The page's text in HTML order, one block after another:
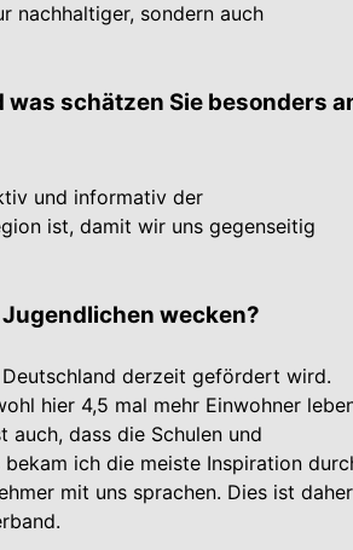
nachhaltiger, sondern auch
schätzen Sie besonders
und informativ der
ist, damit wir uns gegenseitig
wecken?
derzeit gefördert wird.
hier 4,5 mal mehr Einwohner
dass die Schulen und
ich die meiste Inspiration
mit uns sprachen. Dies ist daher